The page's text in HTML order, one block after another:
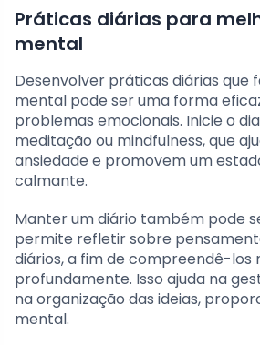
Práticas diárias para
mental
Desenvolver práticas diárias que
mental pode ser uma forma
problemas emocionais. Inicie o
meditação ou mindfulness, que
ansiedade e promovem um
calmante.
Manter um diário também pode
permite refletir sobre
diários, a fim de compreendê-los
profundamente. Isso ajuda na
na organização das ideias,
mental.